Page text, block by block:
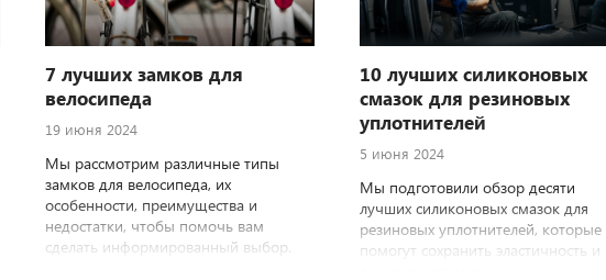
7 лучших замков для
велосипеда
19 июня 2024
Мы рассмотрим различные типы
замков для велосипеда, их
особенности, преимущества и
недостатки, чтобы помочь вам
сделать информированный выбор.
10 лучших силиконовых
смазок для резиновых
уплотнителей
5 июня 2024
Мы подготовили обзор десяти
лучших силиконовых смазок для
резиновых уплотнителей, которые
помогут сохранить эластичность и